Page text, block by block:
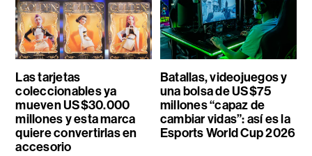
Las tarjetas
coleccionables ya
mueven US$30.000
millones y esta marca
quiere convertirlas en
accesorio
Batallas, videojuegos y
una bolsa de US$75
millones “capaz de
cambiar vidas”: así es la
Esports World Cup 2026